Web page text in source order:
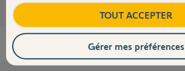
TOUT ACCEPTER
Gérer mes préférences